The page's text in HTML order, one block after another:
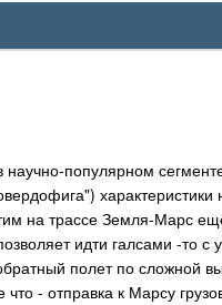
популярном
характеристики
на трассе Земля-Марс
идти галсами -то с
полет по сложной
- отправка к Марсу